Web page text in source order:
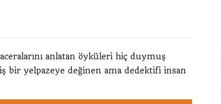
anlatan öyküleri hiç duymuş
bir yelpazeye değinen ama dedektifi insan